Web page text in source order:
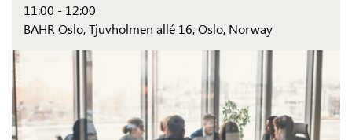
11:00 - 12:00
BAHR Oslo,Tjuvholmen allé 16, Oslo, Norway